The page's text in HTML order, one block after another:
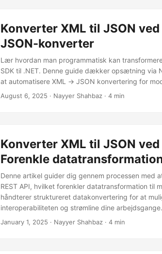
Konverter XML til JSON
JSON-konverter
Lær hvordan man programmatisk kan
SDK til .NET. Denne guide dækker opsætning via
at automatisere XML → JSON konvertering for
August 6, 2025 · Nayyer Shahbaz · 4 min
Konverter XML til JSON
Forenkle
Denne artikel guider dig gennem processen med
REST API, hvilket forenkler datatransformation
håndterer struktureret datakonvertering for at
interoperabiliteten og strømline dine arbejdsgange.
January 1, 2025 · Nayyer Shahbaz · 4 min